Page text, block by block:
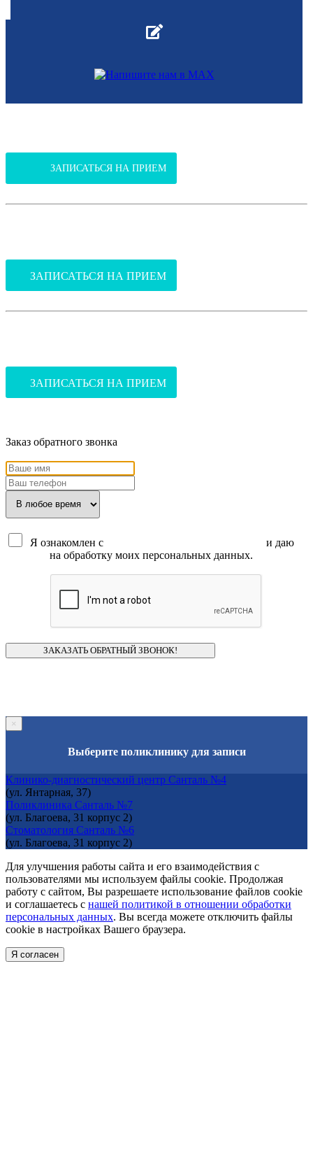
ЗАПИСАТЬСЯ НА ПРИЕМ
ЗАПИСАТЬСЯ НА ПРИЕМ
ЗАПИСАТЬСЯ НА ПРИЕМ
Заказ обратного звонка
Я ознакомлен с
и даю
на обработку моих персональных данных.
×
Выберите поликлинику для записи
Клинико-диагностический центр Санталь №4
(ул. Янтарная, 37)
Поликлиника Санталь №7
(ул. Благоева, 31 корпус 2)
Стоматология Санталь №6
(ул. Благоева, 31 корпус 2)
Для улучшения работы сайта и его взаимодействия с
пользователями мы используем файлы cookie. Продолжая
работу с сайтом, Вы разрешаете использование файлов cookie
и соглашаетесь с нашей политикой в отношении обработки
персональных данных. Вы всегда можете отключить файлы
cookie в настройках Вашего браузера.
Я согласен